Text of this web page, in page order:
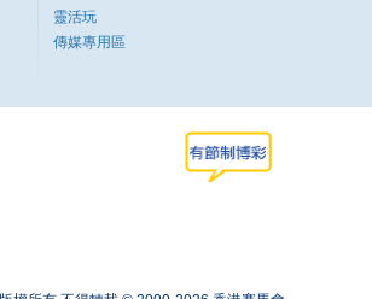
靈活玩
傳媒專用區